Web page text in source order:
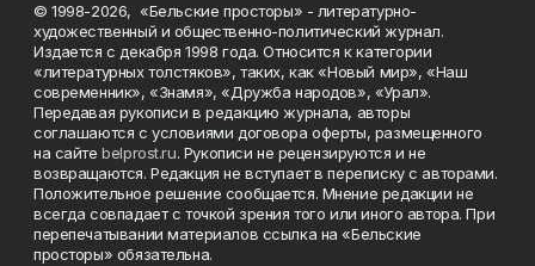
© 1998-2026, «Бельские просторы» - литературно-
художественный и общественно-политический журнал.
Издается с декабря 1998 года. Относится к категории
«литературных толстяков», таких, как «Новый мир», «Наш
современник», «Знамя», «Дружба народов», «Урал».
Передавая рукописи в редакцию журнала, авторы
соглашаются с условиями договора оферты, размещенного
на сайтеbelprost.ru. Рукописи не рецензируются и не
возвращаются. Редакция не вступает в переписку с авторами.
Положительное решение сообщается. Мнение редакции не
всегда совпадает с точкой зрения того или иного автора. При
перепечатывании материалов ссылка на «Бельские
просторы» обязательна.